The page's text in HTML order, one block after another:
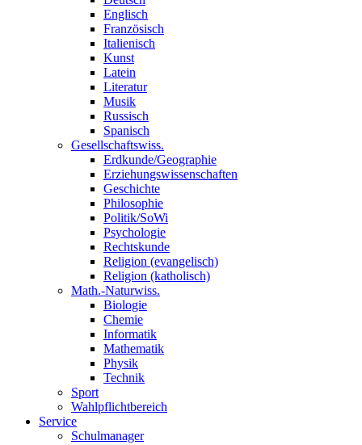
Englisch
Französisch
Italienisch
Kunst
Latein
Literatur
Musik
Russisch
Spanisch
Gesellschaftswiss.
Erdkunde/Geographie
Erziehungswissenschaften
Geschichte
Philosophie
Politik/SoWi
Psychologie
Rechtskunde
Religion (evangelisch)
Religion (katholisch)
Math.-Naturwiss.
Biologie
Chemie
Informatik
Mathematik
Physik
Technik
Sport
Wahlpflichtbereich
Service
Schulmanager